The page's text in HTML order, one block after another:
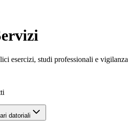
esercizi, studi professionali e vigilanza
datoriali